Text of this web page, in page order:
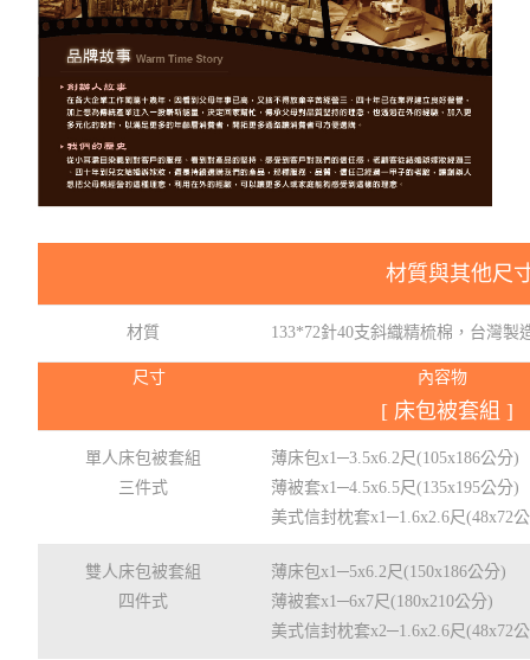
材質與其他尺
材質 133*72針40支斜織精梳棉，台灣製
尺寸 內容物
[ 床包被套組 ]
單人床包被套組
三件式
薄床包x1─3.5x6.2尺(105x186公分)
薄被套x1─4.5x6.5尺(135x195公分)
美式信封枕套x1─1.6x2.6尺(48x72
雙人床包被套組
四件式
薄床包x1─5x6.2尺(150x186公分)
薄被套x1─6x7尺(180x210公分)
美式信封枕套x2─1.6x2.6尺(48x72